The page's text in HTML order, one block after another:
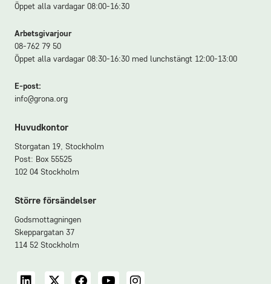
Nathalie Olausson
08-762 79 19
E-post
Öppet alla vardagar 08:00-16:30
Arbetsgivarjour
08-762 79 50
Öppet alla vardagar 08:30-16:30 med lunchstängt 12:00-13:00
E-post:
info@grona.org
Huvudkontor
Storgatan 19, Stockholm
Post: Box 55525
102 04 Stockholm
Större försändelser
Godsmottagningen
Skeppargatan 37
114 52 Stockholm